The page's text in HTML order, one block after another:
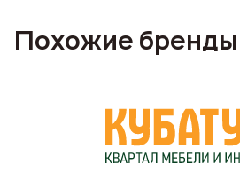
Похожие бренды